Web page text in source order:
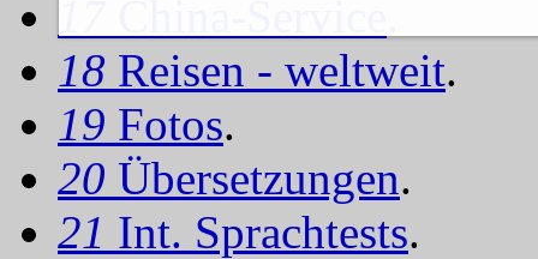
18 Reisen - weltweit.
19 Fotos.
20 Übersetzungen.
21 Int. Sprachtests.